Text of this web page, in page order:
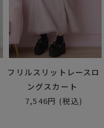
フリルスリットレースロ
ングスカート
7,546円 (税込)